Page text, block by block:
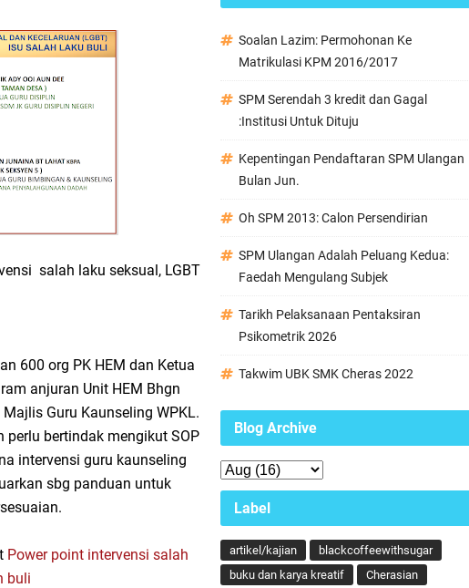
salah laku seksual, LGBT
600 org PK HEM dan Ketua
anjuran Unit HEM Bhgn
Guru Kaunseling WPKL.
bertindak mengikut SOP
intervensi guru kaunseling
sbg panduan untuk
Power point intervensi salah
buli
Soalan Lazim: Permohonan Ke
Matrikulasi KPM 2016/2017
SPM Serendah 3 kredit dan Gagal
:Institusi Untuk Dituju
Kepentingan Pendaftaran SPM Ulangan
Bulan Jun.
Oh SPM 2013: Calon Persendirian
SPM Ulangan Adalah Peluang Kedua:
Faedah Mengulang Subjek
Tarikh Pelaksanaan Pentaksiran
Psikometrik 2026
Takwim UBK SMK Cheras 2022
Blog Archive
Label
artikel/kajian
blackcoffeewithsugar
buku dan karya kreatif
Cherasian